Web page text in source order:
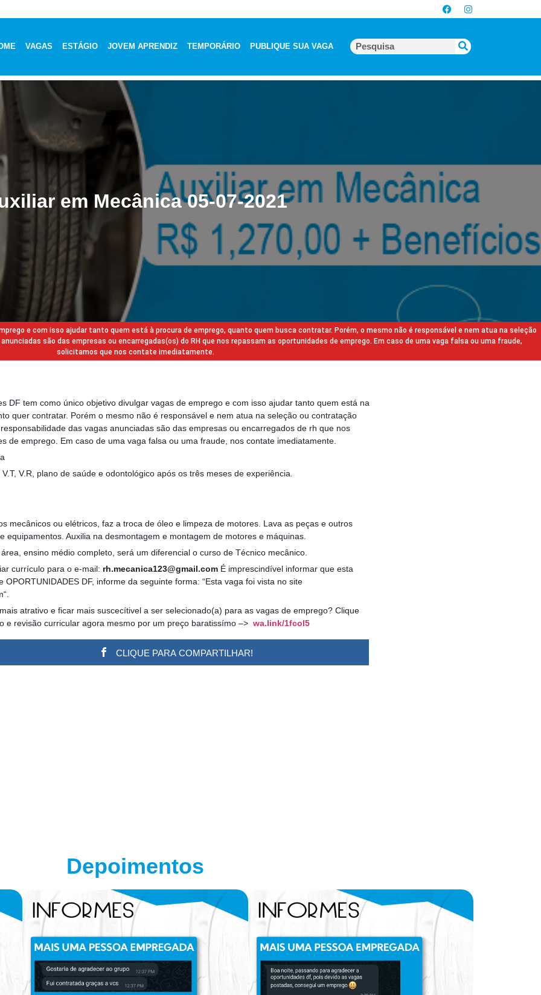
VAGAS ESTÁGIO JOVEM APRENDIZ TEMPORÁRIO PUBLIQUE SUA VAGA
em Mecânica 05-07-2021
e com isso ajudar tanto quem está à procura de emprego, quanto quem busca contratar. Porém, o mesmo não é responsável e nem atua na seleção
são das empresas ou encarregadas(os) do RH que nos repassam as oportunidades de emprego. Em caso de uma vaga falsa ou uma fraude,
solicitamos que nos contate imediatamente.
DF tem como único objetivo divulgar vagas de emprego e com isso ajudar tanto quem está na
quer contratar. Porém o mesmo não é responsável e nem atua na seleção ou contratação
das vagas anunciadas são das empresas ou encarregados de rh que nos
de emprego. Em caso de uma vaga falsa ou uma fraude, nos contate imediatamente.
V.R, plano de saúde e odontológico após os três meses de experiência.
mecânicos ou elétricos, faz a troca de óleo e limpeza de motores. Lava as peças e outros
equipamentos. Auxilia na desmontagem e montagem de motores e máquinas.
ensino médio completo, será um diferencial o curso de Técnico mecânico.
currículo para o e-mail: rh.mecanica123@gmail.com É imprescindível informar que esta
OPORTUNIDADES DF, informe da seguinte forma: “Esta vaga foi vista no site
atrativo e ficar mais suscecítivel a ser selecionado(a) para as vagas de emprego? Clique
e revisão curricular agora mesmo por um preço baratissímo –> wa.link/1fcol5
CLIQUE PARA COMPARTILHAR!
Depoimentos